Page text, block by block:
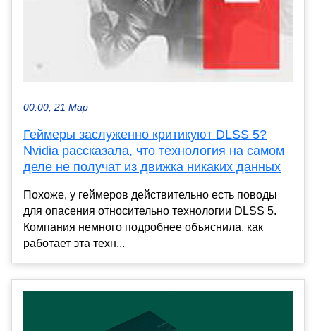
00:00, 21 Мар
Геймеры заслуженно критикуют DLSS 5?
Nvidia рассказала, что технология на самом
деле не получат из движка никаких данных
Похоже, у геймеров действительно есть поводы
для опасения относительно технологии DLSS 5.
Компания немного подробнее объяснила, как
работает эта техн...